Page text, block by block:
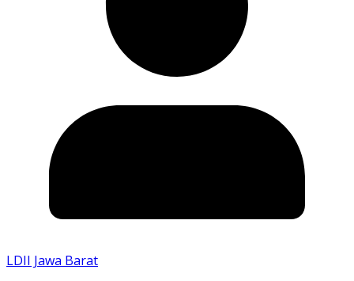
LDII Jawa Barat